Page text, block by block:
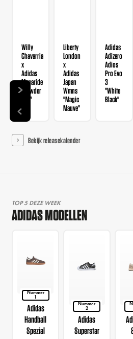
Willy
Chavarria
x
Adidas
Megaride
"Powder
Red"
Liberty
London
x
Adidas
Japan
Wmns
"Magic
Mauve"
Adidas
Adizero
Adios
Pro Evo
3
"White
Black"
Bekijk releasekalender
TOP 5 DEZE WEEK
ADIDAS MODELLEN
Nummer
1
Adidas
Handball
Spezial
Nummer
2
Adidas
Superstar